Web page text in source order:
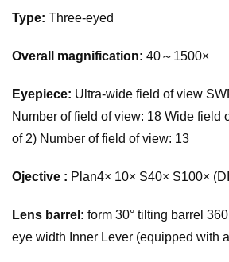
Type: Three-eyed
Overall magnification: 40～1500×
Eyepiece: Ultra-wide field of view
Number of field of view: 18 Wide field
of 2) Number of field of view: 13
Ojective : Plan4× 10× S40× S100×
Lens barrel: form 30° tilting barrel
eye width Inner Lever (equipped with